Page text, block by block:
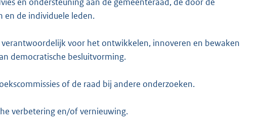
en de individuele leden.
voor het ontwikkelen, innoveren en bewaken
democratische besluitvorming.
of de raad bij andere onderzoeken.
verbetering en/of vernieuwing.